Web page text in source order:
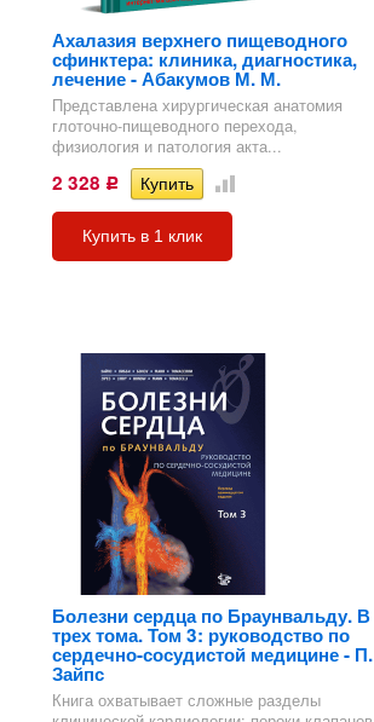
Ахалазия верхнего пищеводного
сфинктера: клиника, диагностика,
лечение - Абакумов М. М.
Представлена хирургическая анатомия
глоточно-пищеводного перехода,
физиология и патология акта...
2 328 Р
Купить в 1 клик
Болезни сердца по Браунвальду. В
трех тома. Том 3: руководство по
сердечно-сосудистой медицине - П.
Зайпс
Книга охватывает сложные разделы